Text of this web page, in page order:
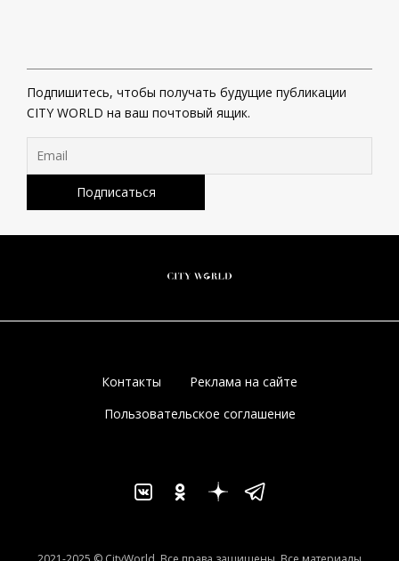
Подпишитесь, чтобы получать будущие публикации
CITY WORLD на ваш почтовый ящик.
Контакты
Реклама на сайте
Пользовательское соглашение